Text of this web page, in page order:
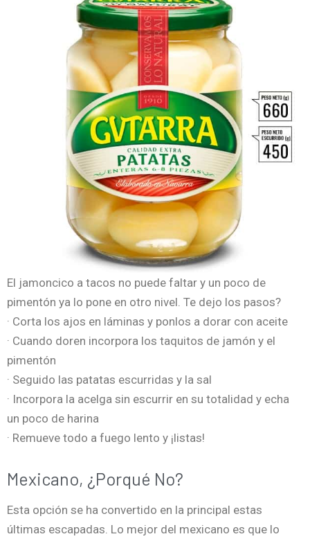
El jamoncico a tacos no puede faltar y un poco de
pimentón ya lo pone en otro nivel. Te dejo los pasos?
· Corta los ajos en láminas y ponlos a dorar con aceite
· Cuando doren incorpora los taquitos de jamón y el
pimentón
· Seguido las patatas escurridas y la sal
· Incorpora la acelga sin escurrir en su totalidad y echa
un poco de harina
· Remueve todo a fuego lento y ¡listas!
Mexicano, ¿porqué No?
Esta opción se ha convertido en la principal estas
últimas escapadas. Lo mejor del mexicano es que lo